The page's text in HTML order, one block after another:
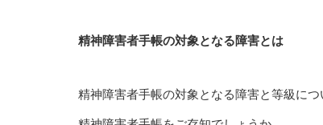
精神障害者手帳の対象となる障害とは
精神障害者手帳の対象となる障害と等級につ